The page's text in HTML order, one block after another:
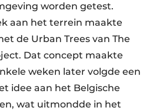
worden getest.
aan het terrein maakte
de Urban Trees van The
Dat concept maakte
weken later volgde een
idee aan het Belgische
wat uitmondde in het